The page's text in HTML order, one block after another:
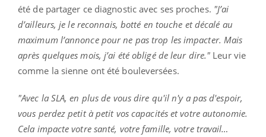
été de partager ce diagnostic avec ses proches. "J’ai
d’ailleurs, je le reconnais, botté en touche et décalé au
maximum l’annonce pour ne pas trop les impacter. Mais
après quelques mois, j’ai été obligé de leur dire." Leur vie
comme la sienne ont été bouleversées.
"Avec la SLA, en plus de vous dire qu'il n'y a pas d'espoir,
vous perdez petit à petit vos capacités et votre autonomie.
Cela impacte votre santé, votre famille, votre travail…